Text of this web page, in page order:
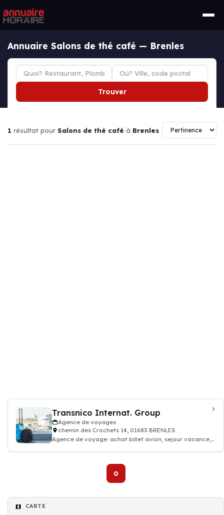
Annuaire Salons de thé café — Brenles
Trouver
1 résultat pour Salons de thé café à Brenles
Transnico Internat. Group
Agence de voyages
chemin des Crochets 14, 01683 BRENLES
Agence de voyage: achat billet avion, sejour vacance,
0
CARTE